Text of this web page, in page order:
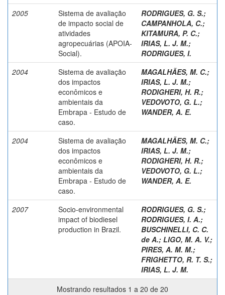
2005
Sistema de avaliação
de impacto social de
atividades
agropecuárias (APOIA-
Social).
RODRIGUES, G. S.;
CAMPANHOLA, C.;
KITAMURA, P. C.;
IRIAS, L. J. M.;
RODRIGUES, I.
2004
Sistema de avaliação
dos impactos
econômicos e
ambientais da
Embrapa - Estudo de
caso.
MAGALHÃES, M. C.;
IRIAS, L. J. M.;
RODIGHERI, H. R.;
VEDOVOTO, G. L.;
WANDER, A. E.
2004
Sistema de avaliação
dos impactos
econômicos e
ambientais da
Embrapa - Estudo de
caso.
MAGALHÃES, M. C.;
IRIAS, L. J. M.;
RODIGHERI, H. R.;
VEDOVOTO, G. L.;
WANDER, A. E.
2007
Socio-environmental
impact of biodiesel
production in Brazil.
RODRIGUES, G. S.;
RODRIGUES, I. A.;
BUSCHINELLI, C. C.
de A.; LIGO, M. A. V.;
PIRES, A. M. M.;
FRIGHETTO, R. T. S.;
IRIAS, L. J. M.
Mostrando resultados 1 a 20 de 20